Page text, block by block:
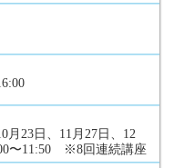
月23日、11月27日、12
〜11:50 ※8回連続講座